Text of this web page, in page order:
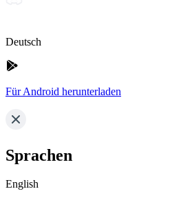
Deutsch
Für Android herunterladen
Sprachen
English